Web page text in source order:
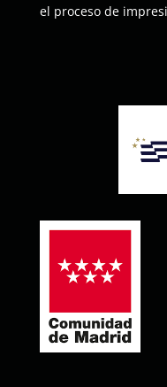
el proceso de